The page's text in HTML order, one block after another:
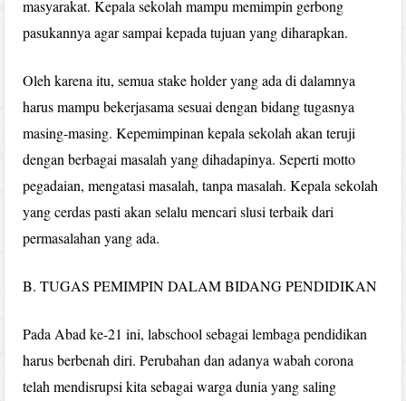
masyarakat. Kepala sekolah mampu memimpin gerbong
pasukannya agar sampai kepada tujuan yang diharapkan.
Oleh karena itu, semua stake holder yang ada di dalamnya
harus mampu bekerjasama sesuai dengan bidang tugasnya
masing-masing. Kepemimpinan kepala sekolah akan teruji
dengan berbagai masalah yang dihadapinya. Seperti motto
pegadaian, mengatasi masalah, tanpa masalah. Kepala sekolah
yang cerdas pasti akan selalu mencari slusi terbaik dari
permasalahan yang ada.
B. TUGAS PEMIMPIN DALAM BIDANG PENDIDIKAN
Pada Abad ke-21 ini, labschool sebagai lembaga pendidikan
harus berbenah diri. Perubahan dan adanya wabah corona
telah mendisrupsi kita sebagai warga dunia yang saling